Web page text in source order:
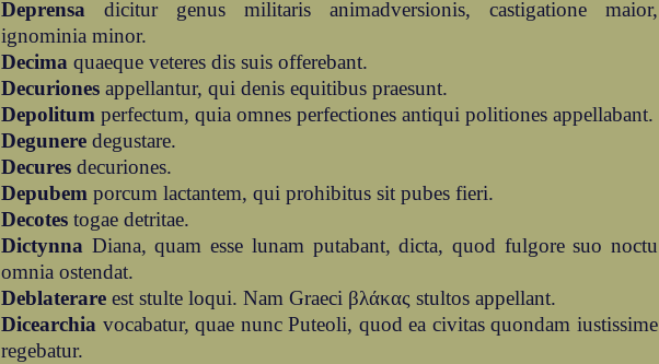
Deprensa dicitur genus militaris animadversionis, castigatione maior,
ignominia minor.
Decima quaeque veteres dis suis offerebant.
Decuriones appellantur, qui denis equitibus praesunt.
Depolitum perfectum, quia omnes perfectiones antiqui politiones appellabant.
Degunere degustare.
Decures decuriones.
Depubem porcum lactantem, qui prohibitus sit pubes fieri.
Decotes togae detritae.
Dictynna Diana, quam esse lunam putabant, dicta, quod fulgore suo noctu
omnia ostendat.
Deblaterare est stulte loqui. Nam Graeci βλάκας stultos appellant.
Dicearchia vocabatur, quae nunc Puteoli, quod ea civitas quondam iustissime
regebatur.